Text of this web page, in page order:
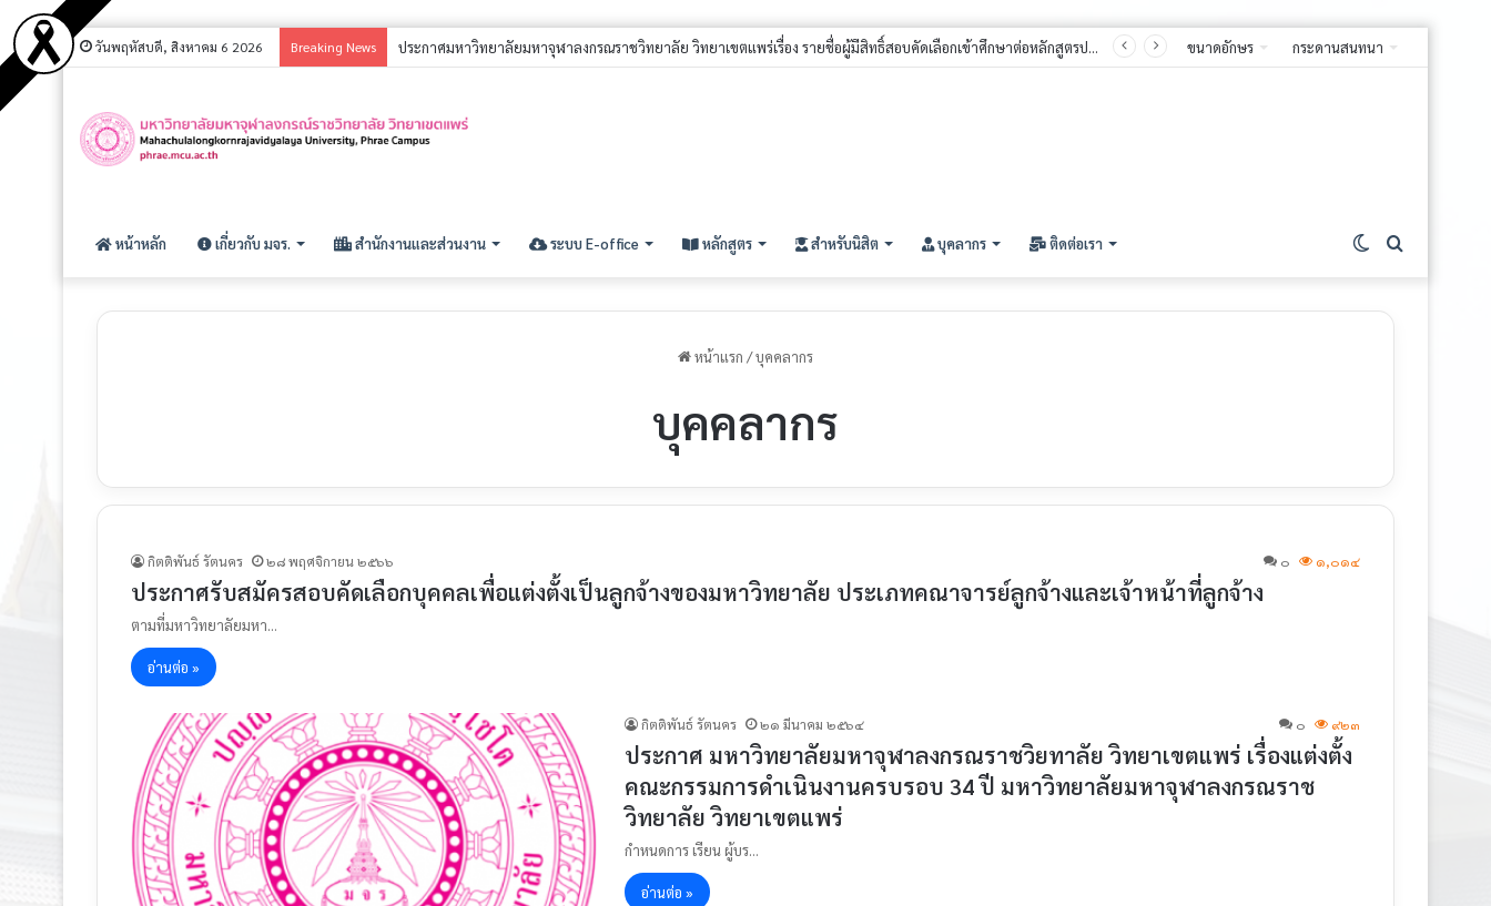
วันพฤหัสบดี, สิงหาคม 6 2026 Breaking News ประกาศมหาวิทยาลัยมหาจุฬาลงกรณราชวิทยาลัย วิทยาเขตแพร่เรื่อง รายชื่อผู้มีสิทธิ์สอบคัดเลือกเข้าศึกษาต่อหลักสูตรประกาศนียบัตรบัณฑิต สาขาวิชาชีพครู(หลักสูตรใหม่ พ.ศ. ๒๕๖๘) ประจำปีการศึกษา ๒๕๖๙ (รอบที่ ๒) ขนาดอักษร กระดานสนทนา
หน้าหลัก เกี่ยวกับ มจร. สำนักงานและส่วนงาน ระบบ E-office หลักสูตร สำหรับนิสิต บุคลากร ติดต่อเรา Switch
skin
หน้าแรก /บุคคลากร
บุคคลากร
กิตติพันธ์ รัตนคร ๒๘ พฤศจิกายน ๒๕๖๖ ๐ ๑,๐๑๔
ประกาศรับสมัครสอบคัดเลือกบุคคลเพื่อแต่งตั้งเป็นลูกจ้างของมหาวิทยาลัย ประเภทคณาจารย์ลูกจ้างและเจ้าหน้าที่ลูกจ้าง
ตามที่มหาวิทยาลัยมหา…
อ่านต่อ »
กิตติพันธ์ รัตนคร ๒๑ มีนาคม ๒๕๖๔ ๐ ๙๒๓
ประกาศ มหาวิทยาลัยมหาจุฬาลงกรณราชวิยทาลัย วิทยาเขตแพร่ เรื่องแต่งตั้ง
คณะกรรมการดำเนินงานครบรอบ 34 ปี มหาวิทยาลัยมหาจุฬาลงกรณราช
วิทยาลัย วิทยาเขตแพร่
กำหนดการ เรียน ผู้บร…
อ่านต่อ »